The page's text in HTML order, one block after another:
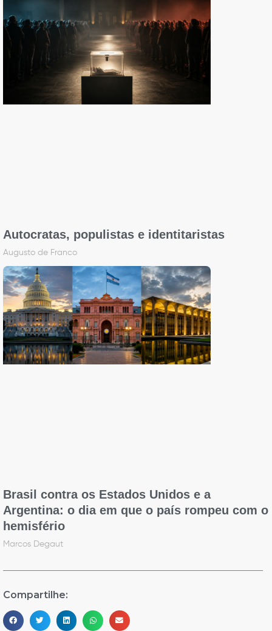
Autocratas, populistas e identitaristas
Augusto de Franco
Brasil contra os Estados Unidos e a
Argentina: o dia em que o país rompeu com o
hemisfério
Marcos Degaut
Compartilhe: